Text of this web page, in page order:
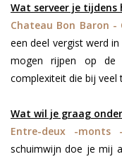
Wat serveer je tijdens
Chateau Bon Baron -
een deel vergist werd
mogen rijpen op de
complexiteit die bij veel
Wat wil je graag
Entre-deux -monts
schuimwijn doe je mij